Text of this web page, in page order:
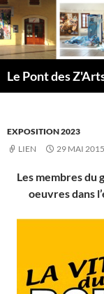
Aller
au
contenu
Le Pont des
EXPOSITION 2023
LIEN
29 MAI 2015
Les membres du
oeuvres dans